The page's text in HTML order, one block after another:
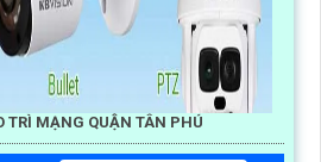
TRÌ MẠNG QUẬN TÂN PHÚ